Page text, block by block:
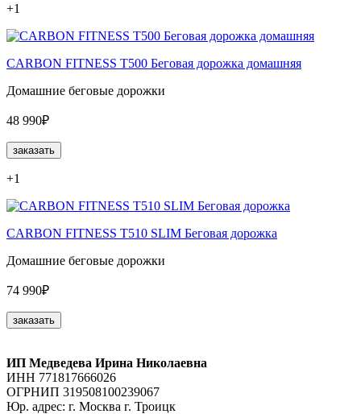
+1
CARBON FITNESS T500 Беговая дорожка домашняя
Домашние беговые дорожки
48 990₽
заказать
+1
CARBON FITNESS T510 SLIM Беговая дорожка
Домашние беговые дорожки
74 990₽
заказать
ИП Медведева Ирина Николаевна
ИНН 771817666026
ОГРНИП 319508100239067
Юр. адрес: г. Москва г. Троицк